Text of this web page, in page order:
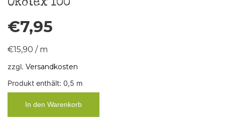
€7,95
€15,90 / m
zzgl. Versandkosten
Produkt enthält: 0,5 m
In den Warenkorb